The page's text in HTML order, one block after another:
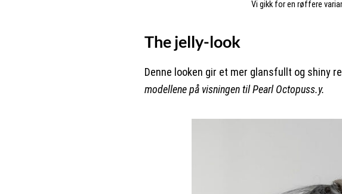
Vi gikk for en røffere
The jelly-look
Denne looken gir et mer glansfullt og shiny
modellene på visningen til Pearl Octopuss.y.